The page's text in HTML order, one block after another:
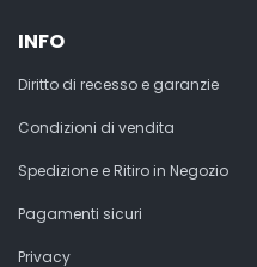
INFO
Diritto di recesso e garanzie
Condizioni di vendita
Spedizione e Ritiro in Negozio
Pagamenti sicuri
Privacy